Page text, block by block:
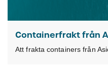
Containerfrakt från